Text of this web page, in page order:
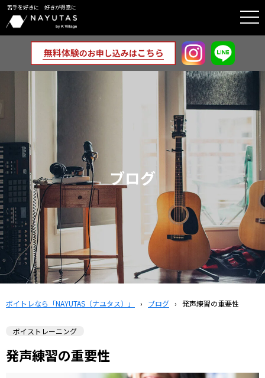
苦手を好きに 好きが得意に
ブログ
ボイトレなら「NAYUTAS（ナユタス）」 › ブログ › 発声練習の重要性
ボイストレーニング
発声練習の重要性